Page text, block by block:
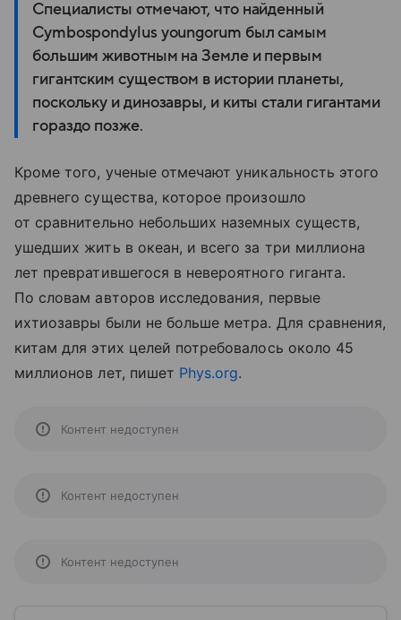
Специалисты отмечают, что найденный
Cymbospondylus youngorum был самым
большим животным на Земле и первым
гигантским существом в истории планеты,
поскольку и динозавры, и киты стали гигантами
гораздо позже.
Кроме того, ученые отмечают уникальность этого
древнего существа, которое произошло
от сравнительно небольших наземных существ,
ушедших жить в океан, и всего за три миллиона
лет превратившегося в невероятного гиганта.
По словам авторов исследования, первые
ихтиозавры были не больше метра. Для сравнения,
китам для этих целей потребовалось около 45
миллионов лет, пишет Phys.org.
Контент недоступен
Контент недоступен
Контент недоступен